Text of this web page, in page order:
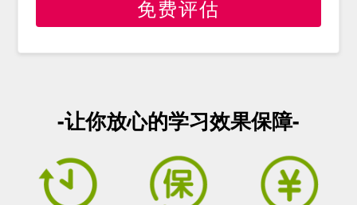
免费评估
-让你放心的学习效果保障-